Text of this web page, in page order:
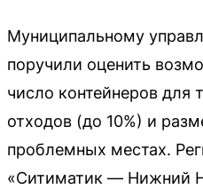
Муниципальному
поручили оценить
число контейнеров
отходов (до 10%) и
проблемных местах.
«Ситиматик — Нижний